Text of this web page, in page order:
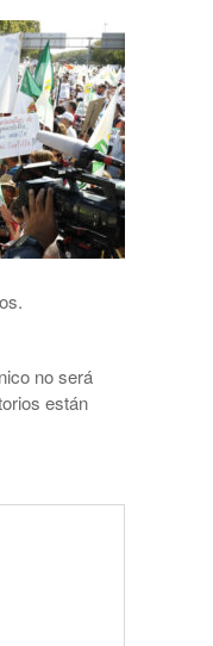
no será
están